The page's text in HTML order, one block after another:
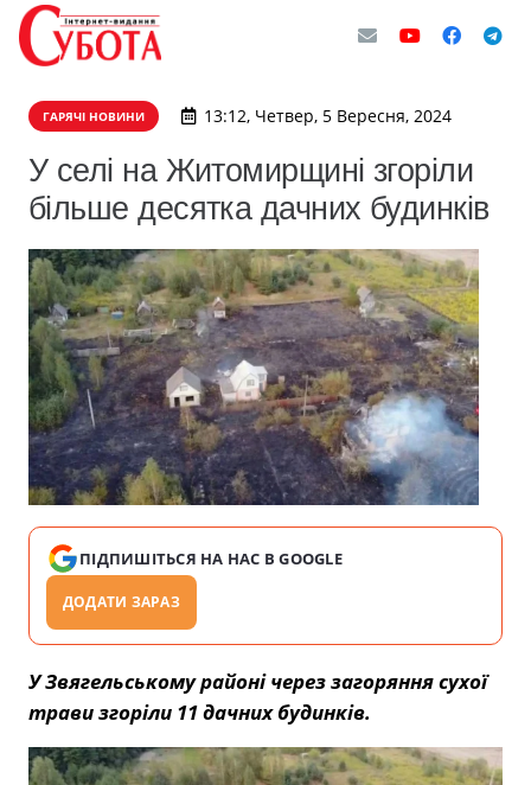
ГАРЯЧІ НОВИНИ 13:12, Четвер, 5 Вересня, 2024
У селі на Житомирщині згоріли
більше десятка дачних будинків
ПІДПИШІТЬСЯ НА НАС В GOOGLE
ДОДАТИ ЗАРАЗ
У Звягельському районі через загоряння сухої
трави згоріли 11 дачних будинків.